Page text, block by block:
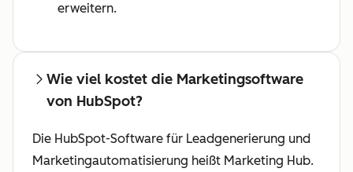
erweitern.
Wie viel kostet die Marketingsoftware
von HubSpot?
Die HubSpot-Software für Leadgenerierung und
Marketingautomatisierung heißt Marketing Hub.